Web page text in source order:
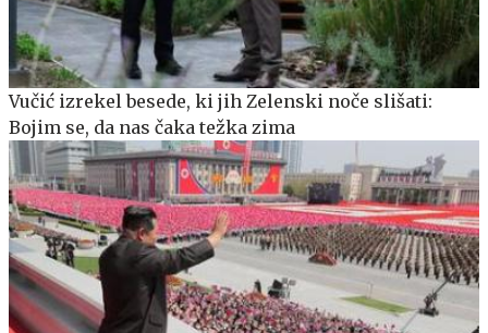
Vučić izrekel besede, ki jih Zelenski noče slišati:
Bojim se, da nas čaka težka zima